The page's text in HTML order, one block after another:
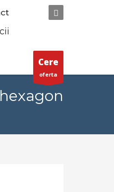
Cere
oferta